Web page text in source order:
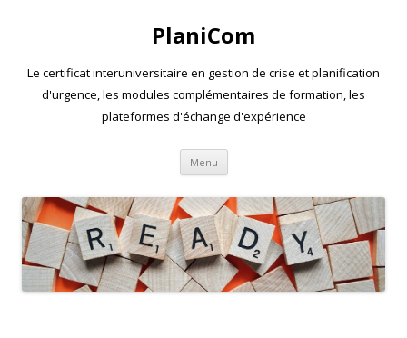
PlaniCom
Le certificat interuniversitaire en gestion de crise et planification
d'urgence, les modules complémentaires de formation, les
plateformes d'échange d'expérience
Menu Aller
contenu